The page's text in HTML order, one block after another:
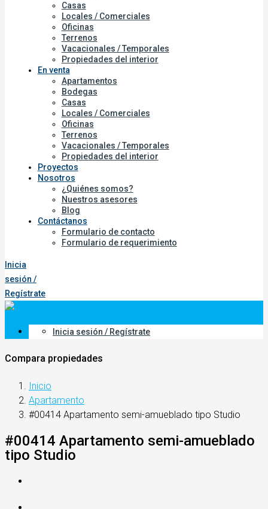
Casas
Locales / Comerciales
Oficinas
Terrenos
Vacacionales / Temporales
Propiedades del interior
En venta
Apartamentos
Bodegas
Casas
Locales / Comerciales
Oficinas
Terrenos
Vacacionales / Temporales
Propiedades del interior
Proyectos
Nosotros
¿Quiénes somos?
Nuestros asesores
Blog
Contáctanos
Formulario de contacto
Formulario de requerimiento
Inicia
sesión /
Regístrate
Inicia sesión / Regístrate
Compara propiedades
Inicio
Apartamento
#00414 Apartamento semi-amueblado tipo Studio
#00414 Apartamento semi-amueblado
tipo Studio